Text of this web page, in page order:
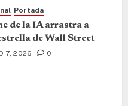
Portada
de la IA arrastra a
de Wall Street
7, 2026 0